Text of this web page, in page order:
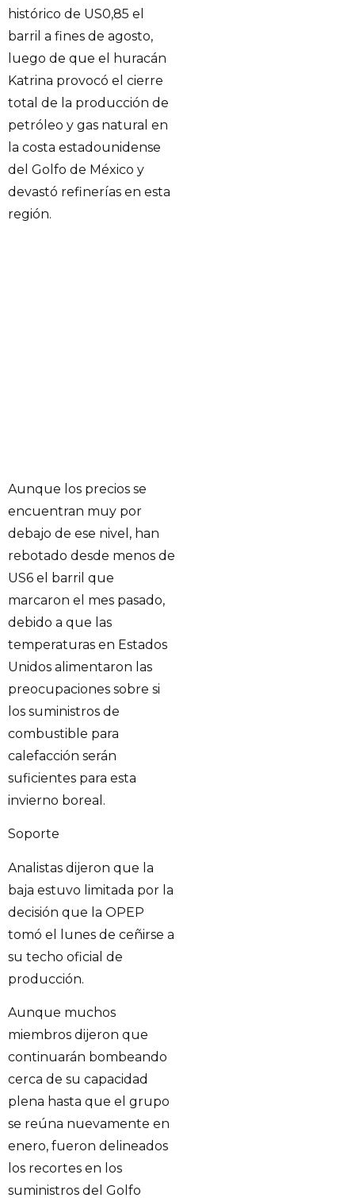
histórico de US0,85 el
barril a fines de agosto,
luego de que el huracán
Katrina provocó el cierre
total de la producción de
petróleo y gas natural en
la costa estadounidense
del Golfo de México y
devastó refinerías en esta
región.
Aunque los precios se
encuentran muy por
debajo de ese nivel, han
rebotado desde menos de
US6 el barril que
marcaron el mes pasado,
debido a que las
temperaturas en Estados
Unidos alimentaron las
preocupaciones sobre si
los suministros de
combustible para
calefacción serán
suficientes para esta
invierno boreal.
Soporte
Analistas dijeron que la
baja estuvo limitada por la
decisión que la OPEP
tomó el lunes de ceñirse a
su techo oficial de
producción.
Aunque muchos
miembros dijeron que
continuarán bombeando
cerca de su capacidad
plena hasta que el grupo
se reúna nuevamente en
enero, fueron delineados
los recortes en los
suministros del Golfo